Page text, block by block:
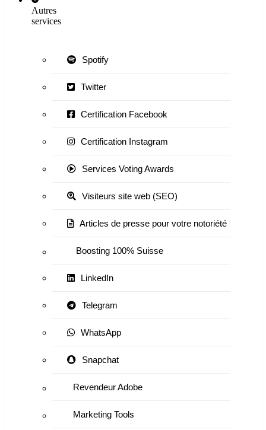
Autres
services
Spotify
Twitter
Certification Facebook
Certification Instagram
Services Voting Awards
Visiteurs site web (SEO)
Articles de presse pour votre notoriété
Boosting 100% Suisse
LinkedIn
Telegram
WhatsApp
Snapchat
Revendeur Adobe
Marketing Tools